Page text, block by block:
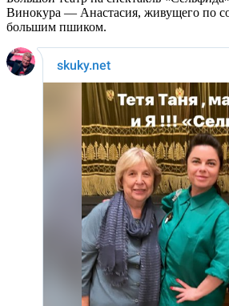
Винокура — Анастасия, живущего по
большим пшиком.